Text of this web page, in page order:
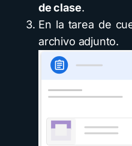
de clase.
En la tarea de
archivo adjunto.